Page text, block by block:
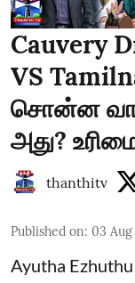
Cauvery
VS
சொன்ன
அது? உரிமை
thanthitv
Published on: 03
Ayutha